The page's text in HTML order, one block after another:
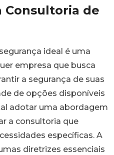
Consultoria de
ideal é uma
empresa que busca
a segurança de suas
de opções disponíveis
adotar uma abordagem
a consultoria que
específicas. A
diretrizes essenciais